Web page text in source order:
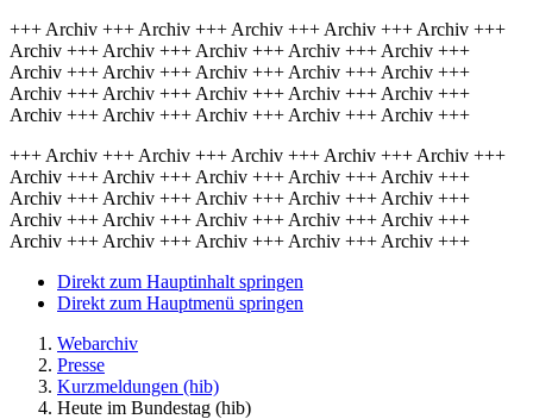
+++ Archiv +++ Archiv +++ Archiv +++ Archiv +++ Archiv +++
Archiv +++ Archiv +++ Archiv +++ Archiv +++ Archiv +++
Archiv +++ Archiv +++ Archiv +++ Archiv +++ Archiv +++
Archiv +++ Archiv +++ Archiv +++ Archiv +++ Archiv +++
Archiv +++ Archiv +++ Archiv +++ Archiv +++ Archiv +++
+++ Archiv +++ Archiv +++ Archiv +++ Archiv +++ Archiv +++
Archiv +++ Archiv +++ Archiv +++ Archiv +++ Archiv +++
Archiv +++ Archiv +++ Archiv +++ Archiv +++ Archiv +++
Archiv +++ Archiv +++ Archiv +++ Archiv +++ Archiv +++
Archiv +++ Archiv +++ Archiv +++ Archiv +++ Archiv +++
Direkt zum Hauptinhalt springen
Direkt zum Hauptmenü springen
Webarchiv
Presse
Kurzmeldungen (hib)
Heute im Bundestag (hib)